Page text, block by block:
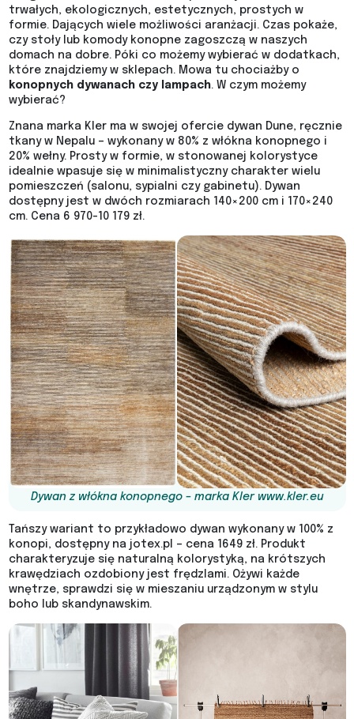
trwałych, ekologicznych, estetycznych, prostych w
formie. Dających wiele możliwości aranżacji. Czas pokaże,
czy stoły lub komody konopne zagoszczą w naszych
domach na dobre. Póki co możemy wybierać w dodatkach,
które znajdziemy w sklepach. Mowa tu chociażby o
konopnych dywanach czy lampach. W czym możemy
wybierać?
Znana marka Kler ma w swojej ofercie dywan Dune, ręcznie
tkany w Nepalu – wykonany w 80% z włókna konopnego i
20% wełny. Prosty w formie, w stonowanej kolorystyce
idealnie wpasuje się w minimalistyczny charakter wielu
pomieszczeń (salonu, sypialni czy gabinetu). Dywan
dostępny jest w dwóch rozmiarach 140×200 cm i 170×240
cm. Cena 6 970-10 179 zł.
Dywan z włókna konopnego – marka Kler www.kler.eu
Tańszy wariant to przykładowo dywan wykonany w 100% z
konopi, dostępny na jotex.pl – cena 1649 zł. Produkt
charakteryzuje się naturalną kolorystyką, na krótszych
krawędziach ozdobiony jest frędzlami. Ożywi każde
wnętrze, sprawdzi się w mieszaniu urządzonym w stylu
boho lub skandynawskim.